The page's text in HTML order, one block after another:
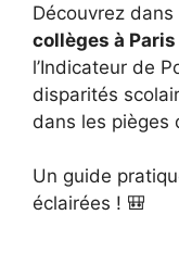
Découvrez
collèges à Paris
l’Indicateur de
disparités
dans les pièges
Un guide
éclairées ! 🎒